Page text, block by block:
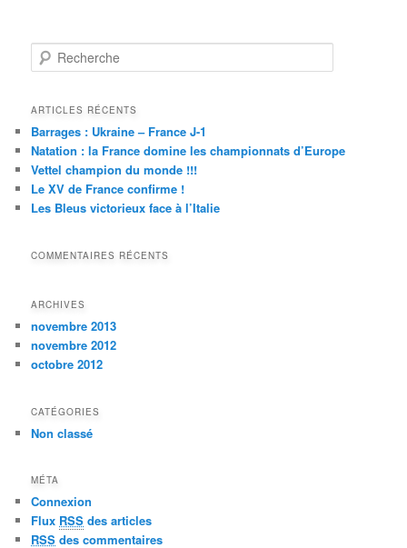
Recherche
ARTICLES RÉCENTS
Barrages : Ukraine – France J-1
Natation : la France domine les championnats d’Europe
Vettel champion du monde !!!
Le XV de France confirme !
Les Bleus victorieux face à l’Italie
COMMENTAIRES RÉCENTS
ARCHIVES
novembre 2013
novembre 2012
octobre 2012
CATÉGORIES
Non classé
MÉTA
Connexion
Flux RSS des articles
RSS des commentaires